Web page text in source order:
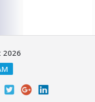
2026